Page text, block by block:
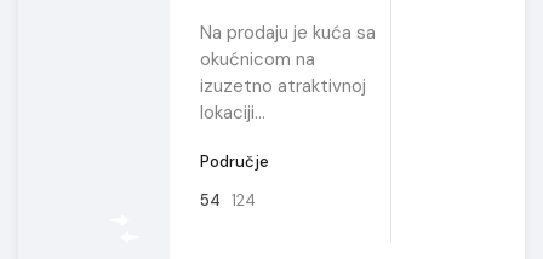
Na prodaju je kuća sa
okućnicom na
izuzetno atraktivnoj
lokaciji…
Područje
54
124